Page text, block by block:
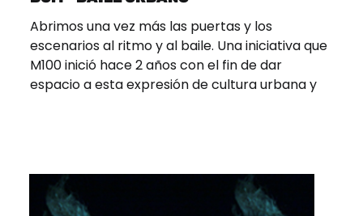
Abrimos una vez más las puertas y los
escenarios al ritmo y al baile. Una iniciativa que
M100 inició hace 2 años con el fin de dar
espacio a esta expresión de cultura urbana y